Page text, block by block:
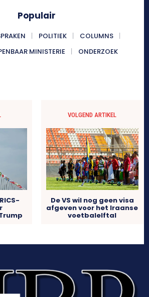
Populair
POLITIEK
COLUMNS
MINISTERIE ONDERZOEK
VOLGEND ARTIKEL
De VS wil nog geen visa
afgeven voor het Iraanse
voetbalelftal